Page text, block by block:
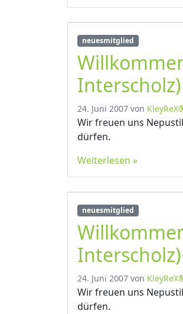
neuesmitglied
24. Juni 2007 von
Wir freuen uns
dürfen.
Weiterlesen »
neuesmitglied
24. Juni 2007 von
Wir freuen uns
dürfen.